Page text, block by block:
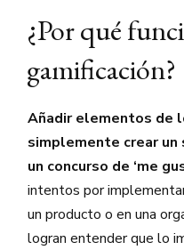
¿Por qué
gamificación?
Añadir elementos de
simplemente crear
un concurso de ‘me
intentos por
un producto o en una
logran entender que lo